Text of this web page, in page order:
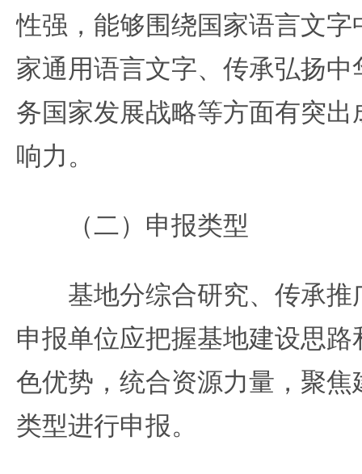
性强，能够围绕国家语言文
家通用语言文字、传承弘扬
务国家发展战略等方面有突
响力。
（二）申报类型
基地分综合研究、传承推
申报单位应把握基地建设思
色优势，统合资源力量，聚
类型进行申报。